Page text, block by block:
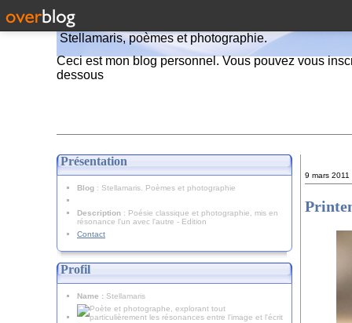
Stellamaris, poèmes et photographie.
Ceci est mon blog personnel. Vous pouvez vous
dessous
Présentation
Blog : Stellamaris. Poèmes et photographie
Description : Poésie classique et photographie, mis en
résonance l'un avec l'autre - Edition
Contact
Profil
Name : Stellamaris
9 mars 2011